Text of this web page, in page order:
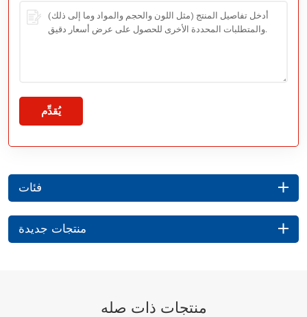
يُقدِّم
فئات
منتجات جديدة
منتجات ذات صله